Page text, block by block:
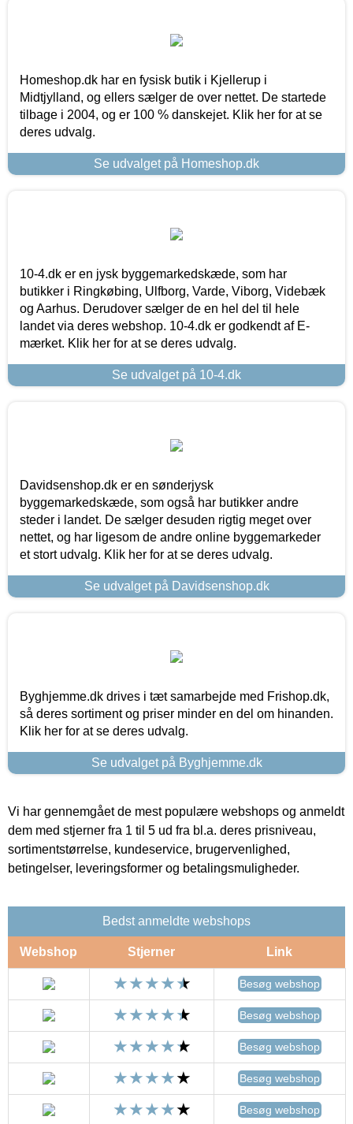
Homeshop.dk har en fysisk butik i Kjellerup i
Midtjylland, og ellers sælger de over nettet. De startede
tilbage i 2004, og er 100 % danskejet. Klik her for at se
deres udvalg.
Se udvalget på Homeshop.dk
10-4.dk er en jysk byggemarkedskæde, som har
butikker i Ringkøbing, Ulfborg, Varde, Viborg, Videbæk
og Aarhus. Derudover sælger de en hel del til hele
landet via deres webshop. 10-4.dk er godkendt af E-
mærket. Klik her for at se deres udvalg.
Se udvalget på 10-4.dk
Davidsenshop.dk er en sønderjysk
byggemarkedskæde, som også har butikker andre
steder i landet. De sælger desuden rigtig meget over
nettet, og har ligesom de andre online byggemarkeder
et stort udvalg. Klik her for at se deres udvalg.
Se udvalget på Davidsenshop.dk
Byghjemme.dk drives i tæt samarbejde med Frishop.dk,
så deres sortiment og priser minder en del om hinanden.
Klik her for at se deres udvalg.
Se udvalget på Byghjemme.dk
Vi har gennemgået de mest populære webshops og anmeldt
dem med stjerner fra 1 til 5 ud fra bl.a. deres prisniveau,
sortimentstørrelse, kundeservice, brugervenlighed,
betingelser, leveringsformer og betalingsmuligheder.
Bedst anmeldte webshops
Webshop Stjerner Link
Besøg webshop
Besøg webshop
Besøg webshop
Besøg webshop
Besøg webshop